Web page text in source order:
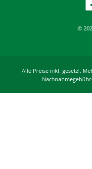
©
Alle Preise inkl. gesetzl.